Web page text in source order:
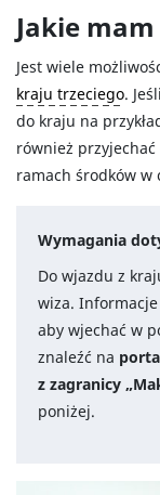
Jakie
Jest wiele
kraju trzeciego.
do kraju na
również
ramach środków w
Wymagania
Do wjazdu z
wiza. Informacje
aby wjechać w
znaleźć na
z zagranicy
poniżej.